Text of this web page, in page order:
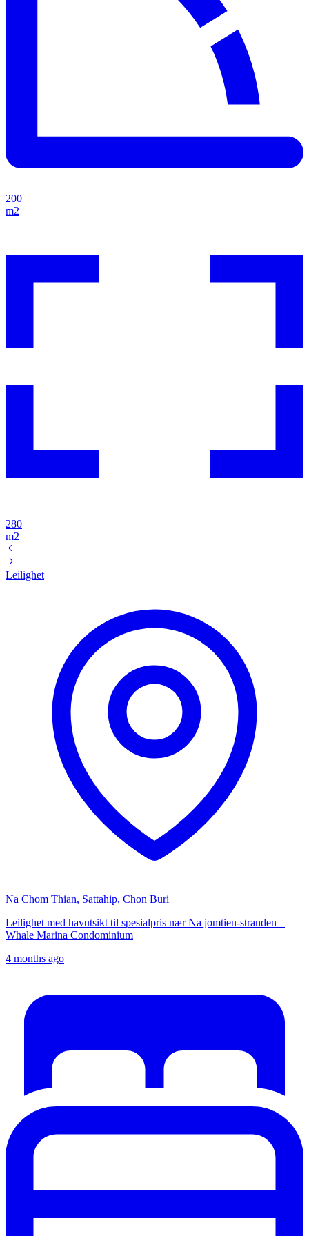
200
m2
280
m2
Leilighet
Na Chom Thian, Sattahip, Chon Buri
Leilighet med havutsikt til spesialpris nær Na jomtien-stranden –
Whale Marina Condominium
4 months ago